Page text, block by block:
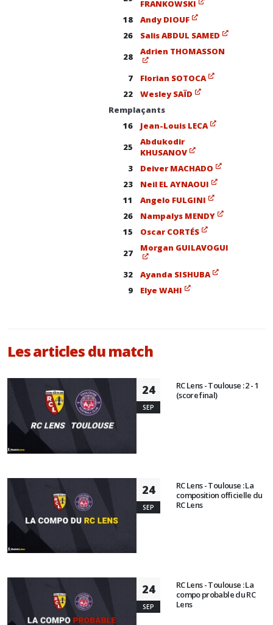
FRANKOWSKI
18
Andy DIOUF
26
Salis ABDUL SAMED
28
Adrien THOMASSON
7
Florian SOTOCA
22
Wesley SAÏD
Remplaçants
16
Jean-Louis LECA
25
Abdukodir
KHUSANOV
3
Deiver MACHADO
23
Neil EL AYNAOUI
11
Angelo FULGINI
26
Nampalys MENDY
15
Oscar CORTÉS
27
Morgan GUILAVOGUI
32
Ayanda SISHUBA
9
Elye WAHI
Les articles du match
24
SEP
RC Lens - Toulouse : 2 - 1
(score final)
24
SEP
RC Lens - Toulouse : La
composition officielle du
RC Lens
24
SEP
RC Lens - Toulouse : La
compo probable du RC
Lens